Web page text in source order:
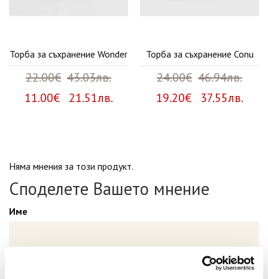
Торба за съхранение Wonder
22.00€ 43.03лв.
11.00€ 21.51лв.
Торба за съхранение Conu
24.00€ 46.94лв.
19.20€ 37.55лв.
Няма мнения за този продукт.
Споделете Вашето мнение
Име